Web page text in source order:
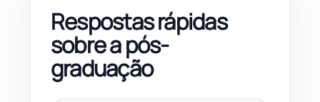
Respostas rápidas
sobre a pós-
graduação